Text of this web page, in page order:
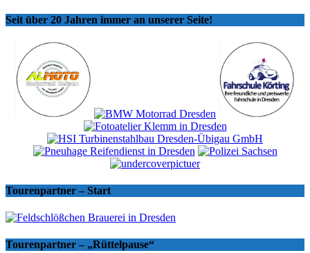
Seit über 20 Jahren immer an unserer Seite!
Tourenpartner – Start
Tourenpartner – „Rüttelpause“